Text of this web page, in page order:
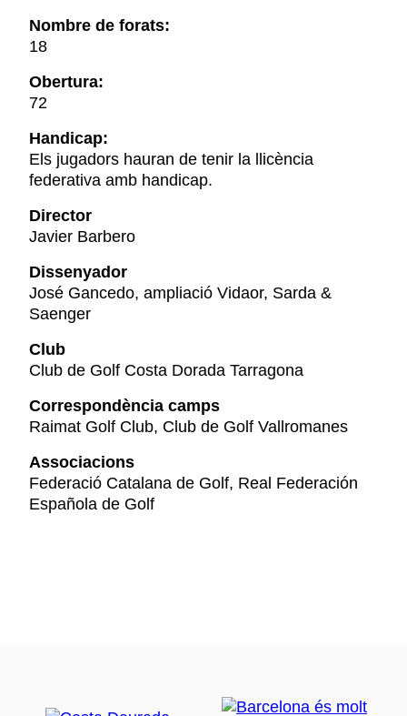
Nombre de forats:
18
Obertura:
72
Handicap:
Els jugadors hauran de tenir la llicència
federativa amb handicap.
Director
Javier Barbero
Dissenyador
José Gancedo, ampliació Vidaor, Sarda &
Saenger
Club
Club de Golf Costa Dorada Tarragona
Correspondència camps
Raimat Golf Club, Club de Golf Vallromanes
Associacions
Federació Catalana de Golf, Real Federación
Española de Golf